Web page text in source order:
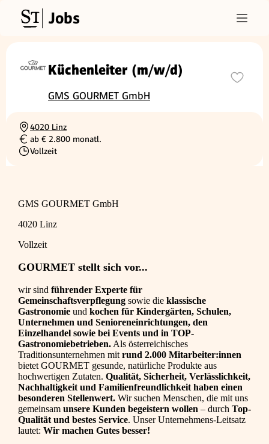
Jobs
Küchenleiter (m/w/d)
GMS GOURMET GmbH
Ortschaft
4020 Linz
Gehalt
ab € 2.800 monatl.
Beschäftigungsart
Vollzeit
GMS GOURMET GmbH
4020 Linz
Vollzeit
GOURMET stellt sich vor...
wir sind führender Experte für
Gemeinschaftsverpflegung sowie die klassische
Gastronomie und kochen für Kindergärten, Schulen,
Unternehmen und Senioreneinrichtungen, den
Einzelhandel sowie bei Events und in TOP-
Gastronomiebetrieben. Als österreichisches
Traditionsunternehmen mit rund 2.000 Mitarbeiter:innen
bietet GOURMET gesunde, natürliche Produkte aus
hochwertigen Zutaten. Qualität, Sicherheit, Verlässlichkeit,
Nachhaltigkeit und Familienfreundlichkeit haben einen
besonderen Stellenwert. Wir suchen Menschen, die mit uns
gemeinsam unsere Kunden begeistern wollen – durch Top-
Qualität und bestes Service. Unser Unternehmens-Leitsatz
lautet: Wir machen Gutes besser!